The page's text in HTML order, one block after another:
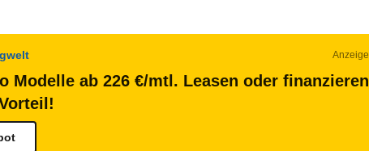
Anzeige
Modelle ab 226 €/mtl. Leasen oder finanzieren